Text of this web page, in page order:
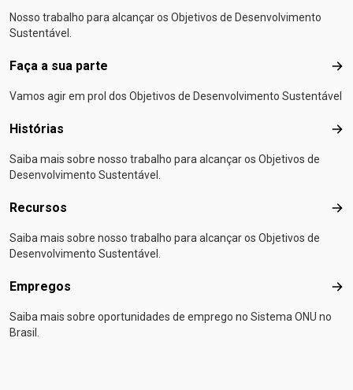
Nosso trabalho para alcançar os Objetivos de Desenvolvimento
Sustentável.
Faça a sua parte
Vamos agir em prol dos Objetivos de Desenvolvimento Sustentável
Histórias
Saiba mais sobre nosso trabalho para alcançar os Objetivos de
Desenvolvimento Sustentável.
Recursos
Saiba mais sobre nosso trabalho para alcançar os Objetivos de
Desenvolvimento Sustentável.
Empregos
Saiba mais sobre oportunidades de emprego no Sistema ONU no
Brasil.